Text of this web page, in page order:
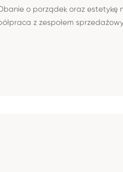
o porządek oraz estetykę
z zespołem